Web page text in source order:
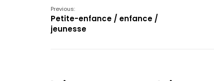
Previous:
Petite-enfance / enfance /
jeunesse